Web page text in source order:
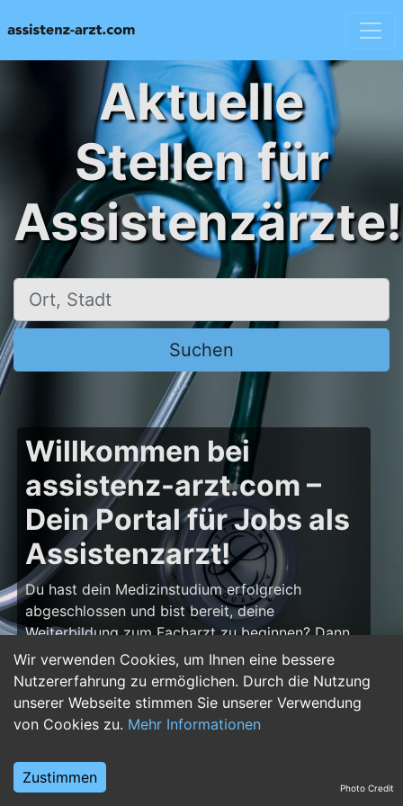
Wir verwenden Cookies, um Ihnen eine bessere
Nutzererfahrung zu ermöglichen. Durch die Nutzung
unserer Webseite stimmen Sie unserer Verwendung
von Cookies zu. Mehr Informationen
Zustimmen
Aktuelle
Stellen für
Assistenzärzte!
Ort, Stadt
Suchen
Willkommen bei
assistenz-arzt.com –
Dein Portal für Jobs als
Assistenzarzt!
Du hast dein Medizinstudium erfolgreich
abgeschlossen und bist bereit, deine
Weiterbildung zum Facharzt zu beginnen? Dann
bist du aufassistenz-arzt.comgenau richtig!
Hier findest du zahlreiche Stellenangebote für
Assistenzärzte in allen Fachrichtungen – von der
Inneren Medizin über die Chirurgie bis hin zur
deine Karriere im Arztberuf und finde die
passende Klinik oder Praxis für deinen nächstenPhoto Credit